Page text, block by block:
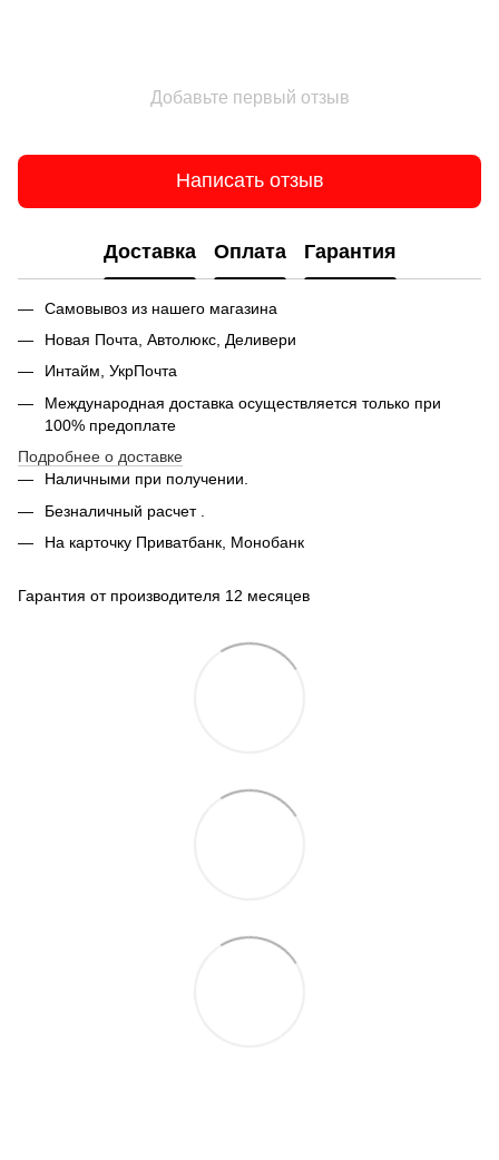
Добавьте первый отзыв
Написать отзыв
Доставка Оплата Гарантия
Самовывоз из нашего магазина
Новая Почта, Автолюкс, Деливери
Интайм, УкрПочта
Международная доставка осуществляется только при
100% предоплате
Подробнее о доставке
Наличными при получении.
Безналичный расчет .
На карточку Приватбанк, Монобанк
Гарантия от производителя 12 месяцев